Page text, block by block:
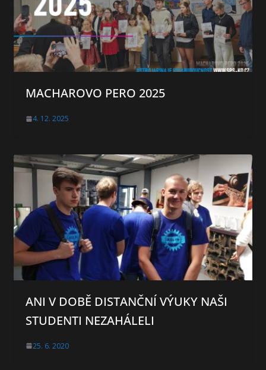
MACHAROVO PERO 2025
4. 12. 2025
ANI V DOBĚ DISTANČNÍ VÝUKY NAŠI
STUDENTI NEZAHÁLELI
25. 6. 2020